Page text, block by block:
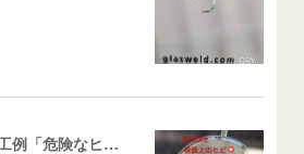
飛び石ひび割れ 施工例「危険なヒビ🚨⚠️表面上亀裂」ジムニー